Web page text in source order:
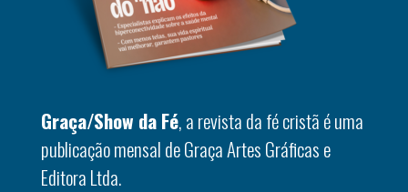
Graça/Show da Fé, a revista da fé cristã é uma
publicação mensal de Graça Artes Gráficas e
Editora Ltda.